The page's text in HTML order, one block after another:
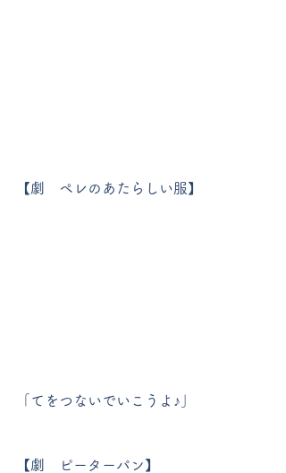
【劇　ペレのあたらしい服】
「てをつないでいこうよ♪」
【劇　ピーターパン】